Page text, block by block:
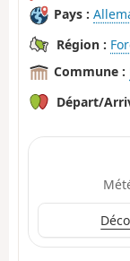
Pays :
Région :
Commune :
Départ/